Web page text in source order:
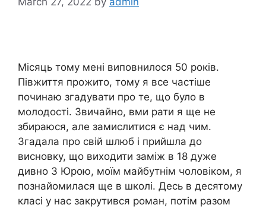
Місяць тому мені виповнилося 50 років.
Півжиття прожито, тому я все частіше
починаю згадувати про те, що було в
молодості. Звичайно, вми рати я ще не
збираюся, але замислитися є над чим.
Згадала про свій шлюб і прийшла до
висновку, що виходити заміж в 18 дуже
дивно З Юрою, моїм майбутнім чоловіком, я
познайомилася ще в школі. Десь в десятому
класі у нас закрутився роман, потім разом